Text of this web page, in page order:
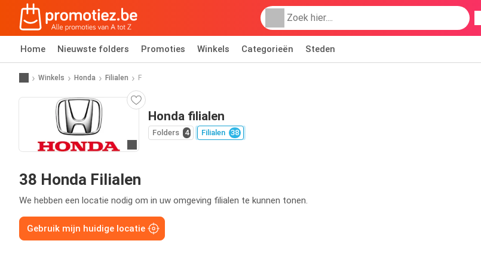
Home Nieuwste folders Promoties Winkels Categorieën Steden
Winkels Honda Filialen F
Honda filialen
Folders 4 Filialen 38
38 Honda Filialen
We hebben een locatie nodig om in uw omgeving filialen te kunnen tonen.
Gebruik mijn huidige locatie